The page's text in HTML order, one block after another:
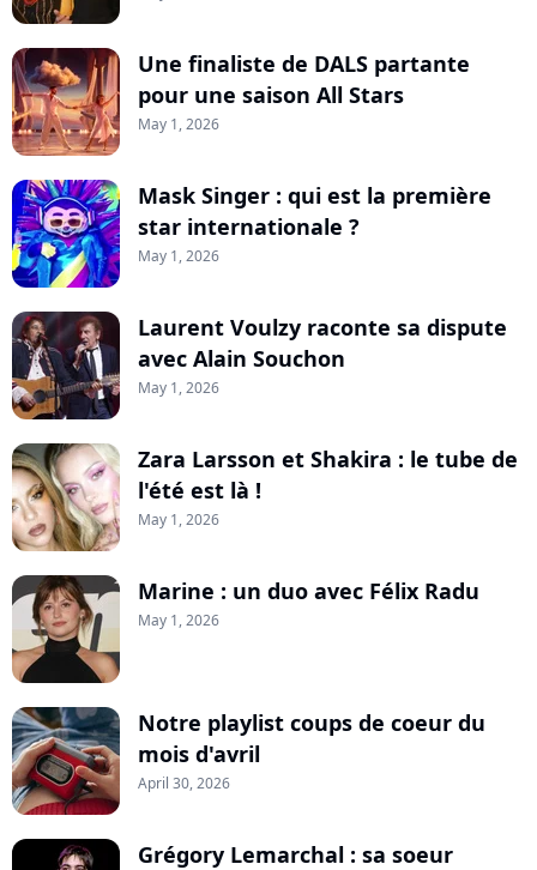
Une finaliste de DALS partante
pour une saison All Stars
May 1, 2026
Mask Singer : qui est la première
star internationale ?
May 1, 2026
Laurent Voulzy raconte sa dispute
avec Alain Souchon
May 1, 2026
Zara Larsson et Shakira : le tube de
l'été est là !
May 1, 2026
Marine : un duo avec Félix Radu
May 1, 2026
Notre playlist coups de coeur du
mois d'avril
April 30, 2026
Grégory Lemarchal : sa soeur